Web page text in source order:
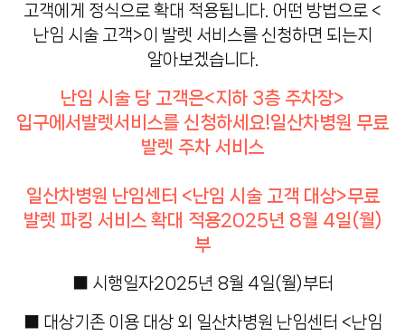
고객에게 정식으로 확대 적용됩니다. 어떤 방법으로 <
난임 시술 고객>이 발렛 서비스를 신청하면 되는지
알아보겠습니다.
난임 시술 당 고객은<지하 3층 주차장>
입구에서 발렛서비스를 신청하세요!일산차병원 무료
발렛 주차 서비스
일산차병원 난임센터 <난임 시술 고객 대상>무료
발렛 파킹 서비스 확대 적용2025년 8월 4일(월)
부
■ 시행일자2025년 8월 4일(월)부터
■ 대상기존 이용 대상 외 일산차병원 난임센터 <난임